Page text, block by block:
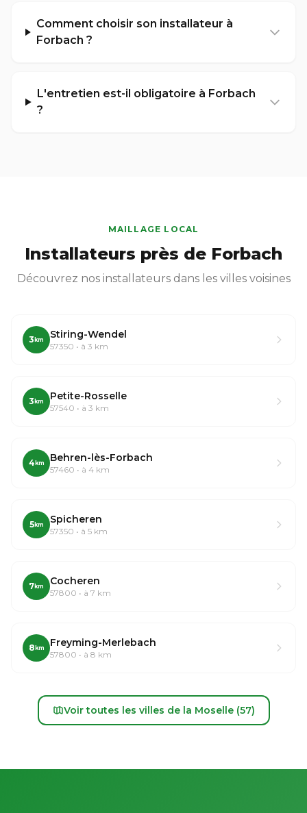
Comment choisir son installateur à
Forbach ?
L'entretien est-il obligatoire à Forbach
?
MAILLAGE LOCAL
Installateurs près de Forbach
Découvrez nos installateurs dans les villes voisines
3 km Stiring-Wendel
57350 • à 3 km
3 km Petite-Rosselle
57540 • à 3 km
4 km Behren-lès-Forbach
57460 • à 4 km
5km Spicheren
57350 • à 5 km
7 km Cocheren
57800 • à 7 km
8 km Freyming-Merlebach
57800 • à 8 km
Voir toutes les villes de la Moselle (57)